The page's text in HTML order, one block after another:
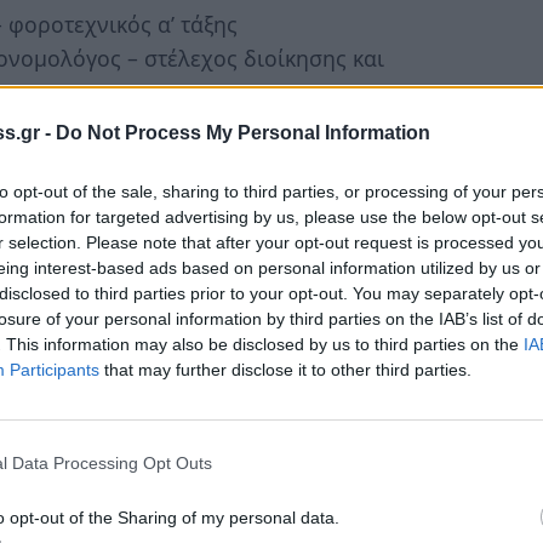
- Do Not Process My Personal Information
opt-out of the sale, sharing to third parties, or processing of your
for targeted advertising by us, please use the below opt-out
selection. Please note that after your opt-out request is processed
interest-based ads based on personal information utilized by us
to third parties prior to your opt-out. You may separately
of your personal information by third parties on the IAB’s list of
This information may also be disclosed by us to third parties on the
Participants that may further disclose it to other third parties.
Data Processing Opt Outs
opt-out of the Sharing of my personal data.
α’ τάξης
– στέλεχος διοίκησης και
υπάλληλος ΔΕΗ
πωλήσεων φαρμακευτικών
κοινωφ. επιχείρησης Δήμου Ευρώτα -
του Γεωργίου, συνταξιούχος Δημοσίου
ΔΕΔΔΗΕ
ιατρός αναισθησιολόγος Νοσ/μείου
οικονομολόγος-συγγραφέας
έμπορος - Πρόεδρος Σπαρτιατικού Γ.Σ.